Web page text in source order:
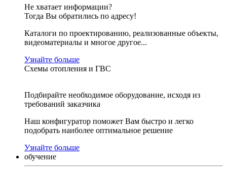
Не хватает информации?
Тогда Вы обратились по адресу!
Каталоги по проектированию, реализованные объекты,
видеоматериалы и многое другое...
Узнайте больше
Схемы отопления и ГВС
Подбирайте необходимое оборудование, исходя из
требований заказчика
Наш конфигуратор поможет Вам быстро и легко
подобрать наиболее оптимальное решение
Узнайте больше
обучение